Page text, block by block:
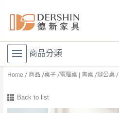
商品分類
Home 商品 桌子 電腦桌 | 書桌 辦公桌
Back to list